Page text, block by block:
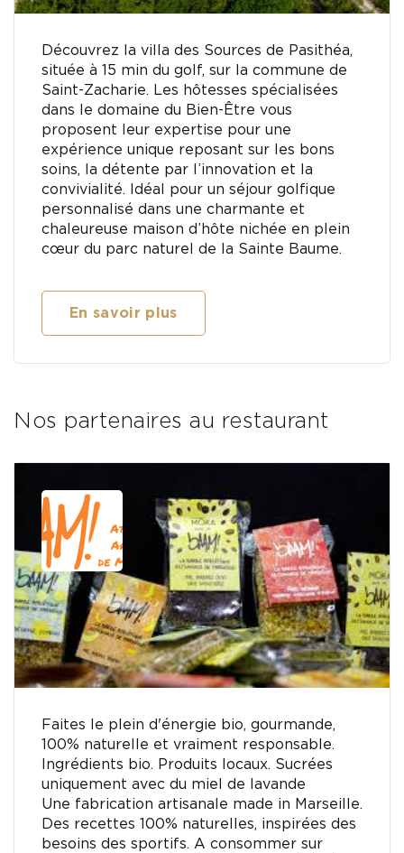
Découvrez la villa des Sources de Pasithéa,
située à 15 min du golf, sur la commune de
Saint-Zacharie. Les hôtesses spécialisées
dans le domaine du Bien-Être vous
proposent leur expertise pour une
expérience unique reposant sur les bons
soins, la détente par l’innovation et la
convivialité. Idéal pour un séjour golfique
personnalisé dans une charmante et
chaleureuse maison d’hôte nichée en plein
cœur du parc naturel de la Sainte Baume.
En savoir plus
Nos partenaires au restaurant
Faites le plein d'énergie bio, gourmande,
100% naturelle et vraiment responsable.
Ingrédients bio. Produits locaux. Sucrées
uniquement avec du miel de lavande
Une fabrication artisanale made in Marseille.
Des recettes 100% naturelles, inspirées des
besoins des sportifs. A consommer sur